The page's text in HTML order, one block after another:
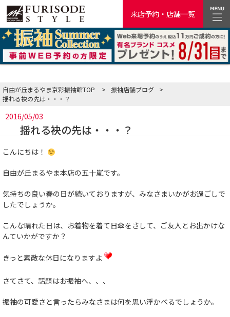
来店予約・店舗一覧
自由が丘まるやま京彩振袖館TOP > 振袖店舗ブログ
>
揺れる袂の先は・・・？
2016/05/03
揺れる袂の先は・・・？
こんにちは！
自由が丘まるやま本店の五十嵐です。
気持ちの良い春の日が続いておりますが、みなさまいかがお過ごしで
したでしょうか。
こんな晴れた日は、お着物を着て日傘をさして、ご友人とお出かけな
んていかがですか？
きっと素敵な休日になりますよ
さてさて、話題はお振袖へ、、、
振袖の可愛さと言ったらみなさまは何を思い浮かべるでしょうか。